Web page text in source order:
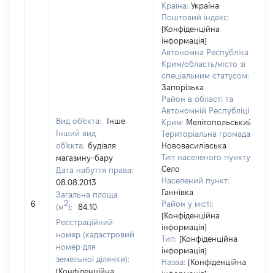
6
Вид об'єкта:
Інше
Інший вид
об'єкта: будівля
магазину-бару
Дата набуття права:
08.08.2013
Загальна площа
(м2):
84.10
Реєстраційний
номер (кадастровий
номер для
земельної ділянки):
[Конфіденційна
Країна: Україна
Поштовий індекс:
[Конфіденційна
інформація]
Автономна Республіка
Крим/область/місто зі
спеціальним статусом:
Запорізька
Район в області та
Автономній Республіці
Крим: Мелітопольський
Територіальна громада:
Нововасилівська
Тип населеного пункту:
Село
Населений пункт:
Ганнівка
Район у місті:
[Конфіденційна
інформація]
Тип: [Конфіденційна
інформація]
Назва: [Конфіденційна